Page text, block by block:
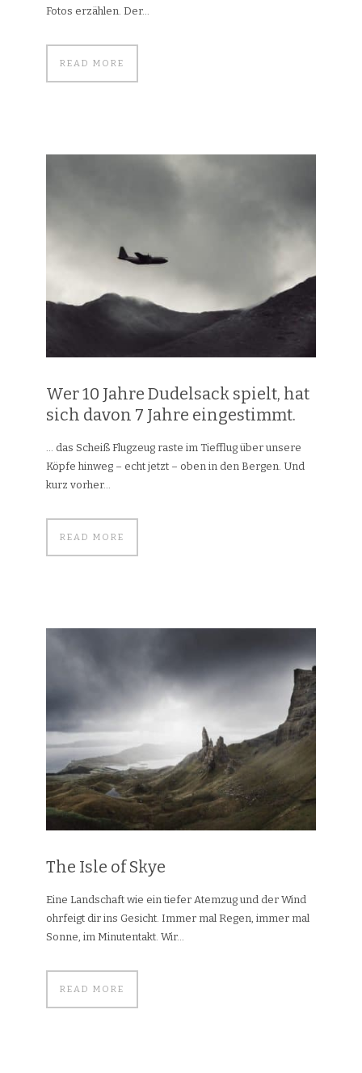
Fotos erzählen. Der...
READ MORE
Wer 10 Jahre Dudelsack spielt, hat
sich davon 7 Jahre eingestimmt.
… das Scheiß Flugzeug raste im Tiefflug über unsere
Köpfe hinweg – echt jetzt – oben in den Bergen. Und
kurz vorher...
READ MORE
The Isle of Skye
Eine Landschaft wie ein tiefer Atemzug und der Wind
ohrfeigt dir ins Gesicht. Immer mal Regen, immer mal
Sonne, im Minutentakt. Wir...
READ MORE